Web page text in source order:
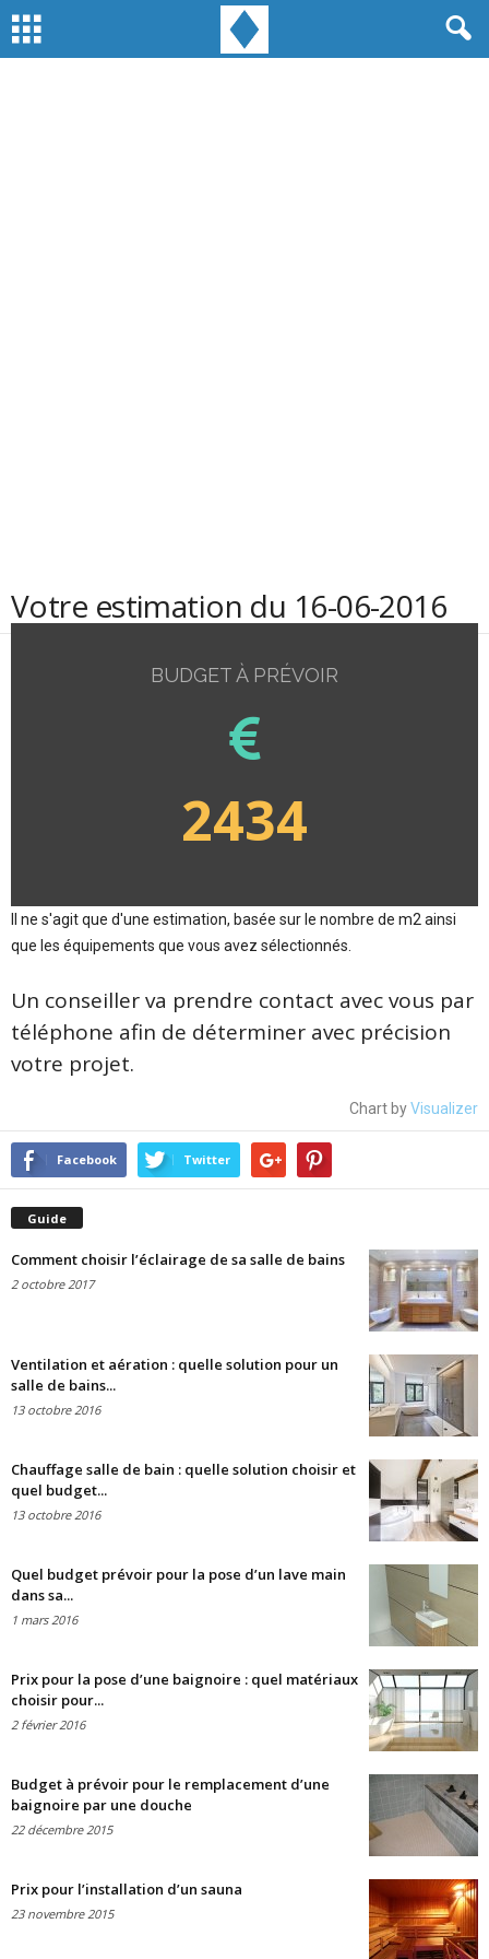
Votre estimation du 16-06-2016
BUDGET À PRÉVOIR
2434
Il ne s'agit que d'une estimation, basée sur le nombre de m2 ainsi
que les équipements que vous avez sélectionnés.
Un conseiller va prendre contact avec vous par
téléphone afin de déterminer avec précision
votre projet.
Chart byVisualizer
Facebook Twitter
Guide
Comment choisir l’éclairage de sa salle de bains
2 octobre 2017
Ventilation et aération : quelle solution pour un
salle de bains...
13 octobre 2016
Chauffage salle de bain : quelle solution choisir et
quel budget...
13 octobre 2016
Quel budget prévoir pour la pose d’un lave main
dans sa...
1 mars 2016
Prix pour la pose d’une baignoire : quel matériaux
choisir pour...
2 février 2016
Budget à prévoir pour le remplacement d’une
baignoire par une douche
22 décembre 2015
Prix pour l’installation d’un sauna
23 novembre 2015